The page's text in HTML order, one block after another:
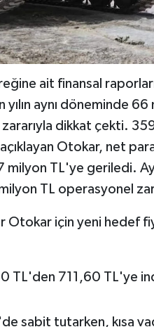
ait finansal
aynı döneminde 66
dikkat çekti.
Otokar, net
TL'ye geriledi.
milyon TL operasyonel
Otokar için yeni hedef
TL'den 711,60 TL'ye
sabit tutarken, kısa